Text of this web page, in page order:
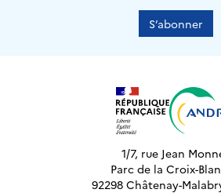
S’abonner
1/7, rue Jean
Parc de la Croix-
92298 Châtenay-